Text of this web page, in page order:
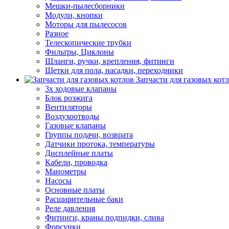
Мешки-пылесборники
Модули, кнопки
Моторы для пылесосов
Разное
Телескопические трубки
Фильтры, Циклоны
Шланги, ручки, крепления, фитинги
Щетки для пола, насадки, переходники
Запчасти для газовых
3х ходовые клапаны
Блок розжига
Вентиляторы
Воздухоотводы
Газовые клапаны
Группы подачи, возврата
Датчики протока, температуры
Дисплейные платы
Кабели, проводка
Манометры
Насосы
Основные платы
Расширительные баки
Реле давления
Фитинги, краны подпидки, слива
Форсунки